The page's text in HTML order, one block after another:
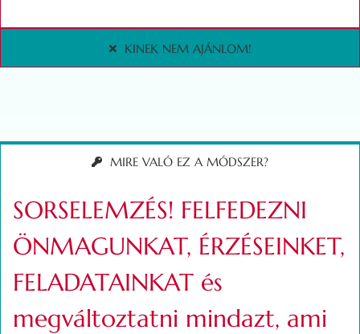
KINEK NEM AJÁNLOM!
MIRE VALÓ EZ A MÓDSZER?
SORSELEMZÉS! FELFEDEZNI
ÖNMAGUNKAT, ÉRZÉSEINKET,
FELADATAINKAT és
megváltoztatni mindazt, ami